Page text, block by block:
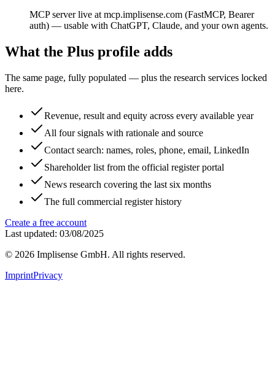
MCP server live at mcp.implisense.com (FastMCP, Bearer
auth) — usable with ChatGPT, Claude, and your own agents.
What the Plus profile adds
The same page, fully populated — plus the research services locked
here.
Revenue, result and equity across every available year
All four signals with rationale and source
Contact search: names, roles, phone, email, LinkedIn
Shareholder list from the official register portal
News research covering the last six months
The full commercial register history
Create a free account
Last updated: 03/08/2025
© 2026 Implisense GmbH. All rights reserved.
ImprintPrivacy